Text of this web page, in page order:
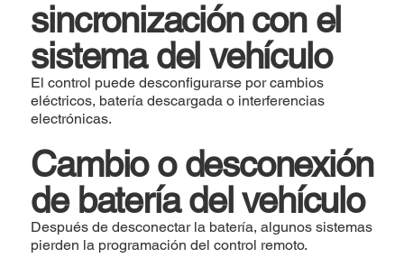
sincronización con el
sistema del vehículo
El control puede desconfigurarse por cambios
eléctricos, batería descargada o interferencias
electrónicas.
Cambio o desconexión
de batería del vehículo
Después de desconectar la batería, algunos sistemas
pierden la programación del control remoto.